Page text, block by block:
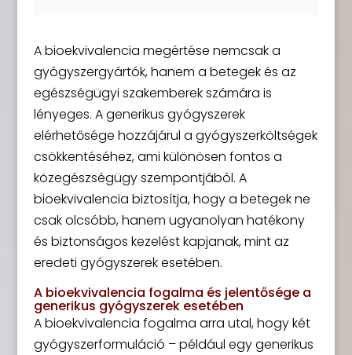
A bioekvivalencia megértése nemcsak a
gyógyszergyártók, hanem a betegek és az
egészségügyi szakemberek számára is
lényeges. A generikus gyógyszerek
elérhetősége hozzájárul a gyógyszerköltségek
csökkentéséhez, ami különösen fontos a
közegészségügy szempontjából. A
bioekvivalencia biztosítja, hogy a betegek ne
csak olcsóbb, hanem ugyanolyan hatékony
és biztonságos kezelést kapjanak, mint az
eredeti gyógyszerek esetében.
A bioekvivalencia fogalma és jelentősége a
generikus gyógyszerek esetében
A bioekvivalencia fogalma arra utal, hogy két
gyógyszerformuláció – például egy generikus